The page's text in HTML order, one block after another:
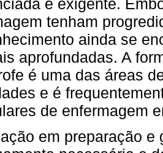
e exigente.
tenham
ainda se
aprofundadas. A
é uma das áreas
e é
de enfermagem
em preparação